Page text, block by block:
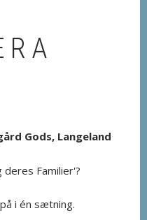
Gods, Langeland
Familier'?
i én sætning.